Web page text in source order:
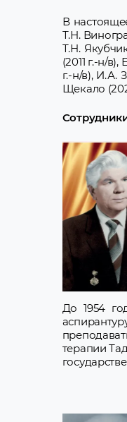
В
Т.Н.
Т.Н.
(2011 г.-н/
г.-н/в), И.А.
Щекало
До 1954
терапии